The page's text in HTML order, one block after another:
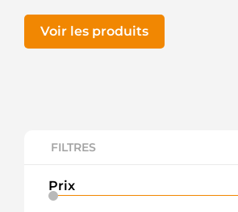
FILTRES
Prix
Voir les produits